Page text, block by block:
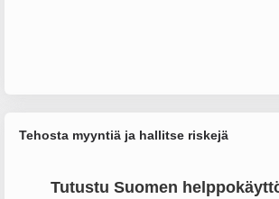
Tehosta myyntiä ja hallitse riskejä
Tutustu Suomen